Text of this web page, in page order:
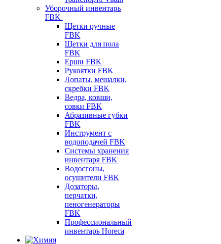
Уборочный инвентарь
FBK
Щетки ручные
FBK
Щетки для пола
FBK
Ерши FBK
Рукоятки FBK
Лопаты, мешалки,
скребки FBK
Ведра, ковши,
совки FBK
Абразивные губки
FBK
Инструмент с
водоподачей FBK
Системы хранения
инвентаря FBK
Водосгоны,
осушители FBK
Дозаторы,
перчатки,
пеногенераторы
FBK
Профессиональный
инвентарь Horeca